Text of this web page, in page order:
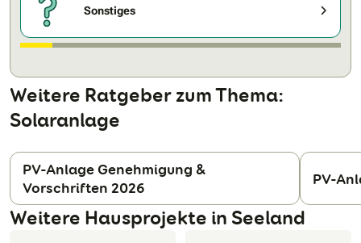
Sonstiges
Weitere Ratgeber zum Thema:
Solaranlage
PV-Anlage Genehmigung &
Vorschriften 2026
PV-
Weitere Hausprojekte in Seeland